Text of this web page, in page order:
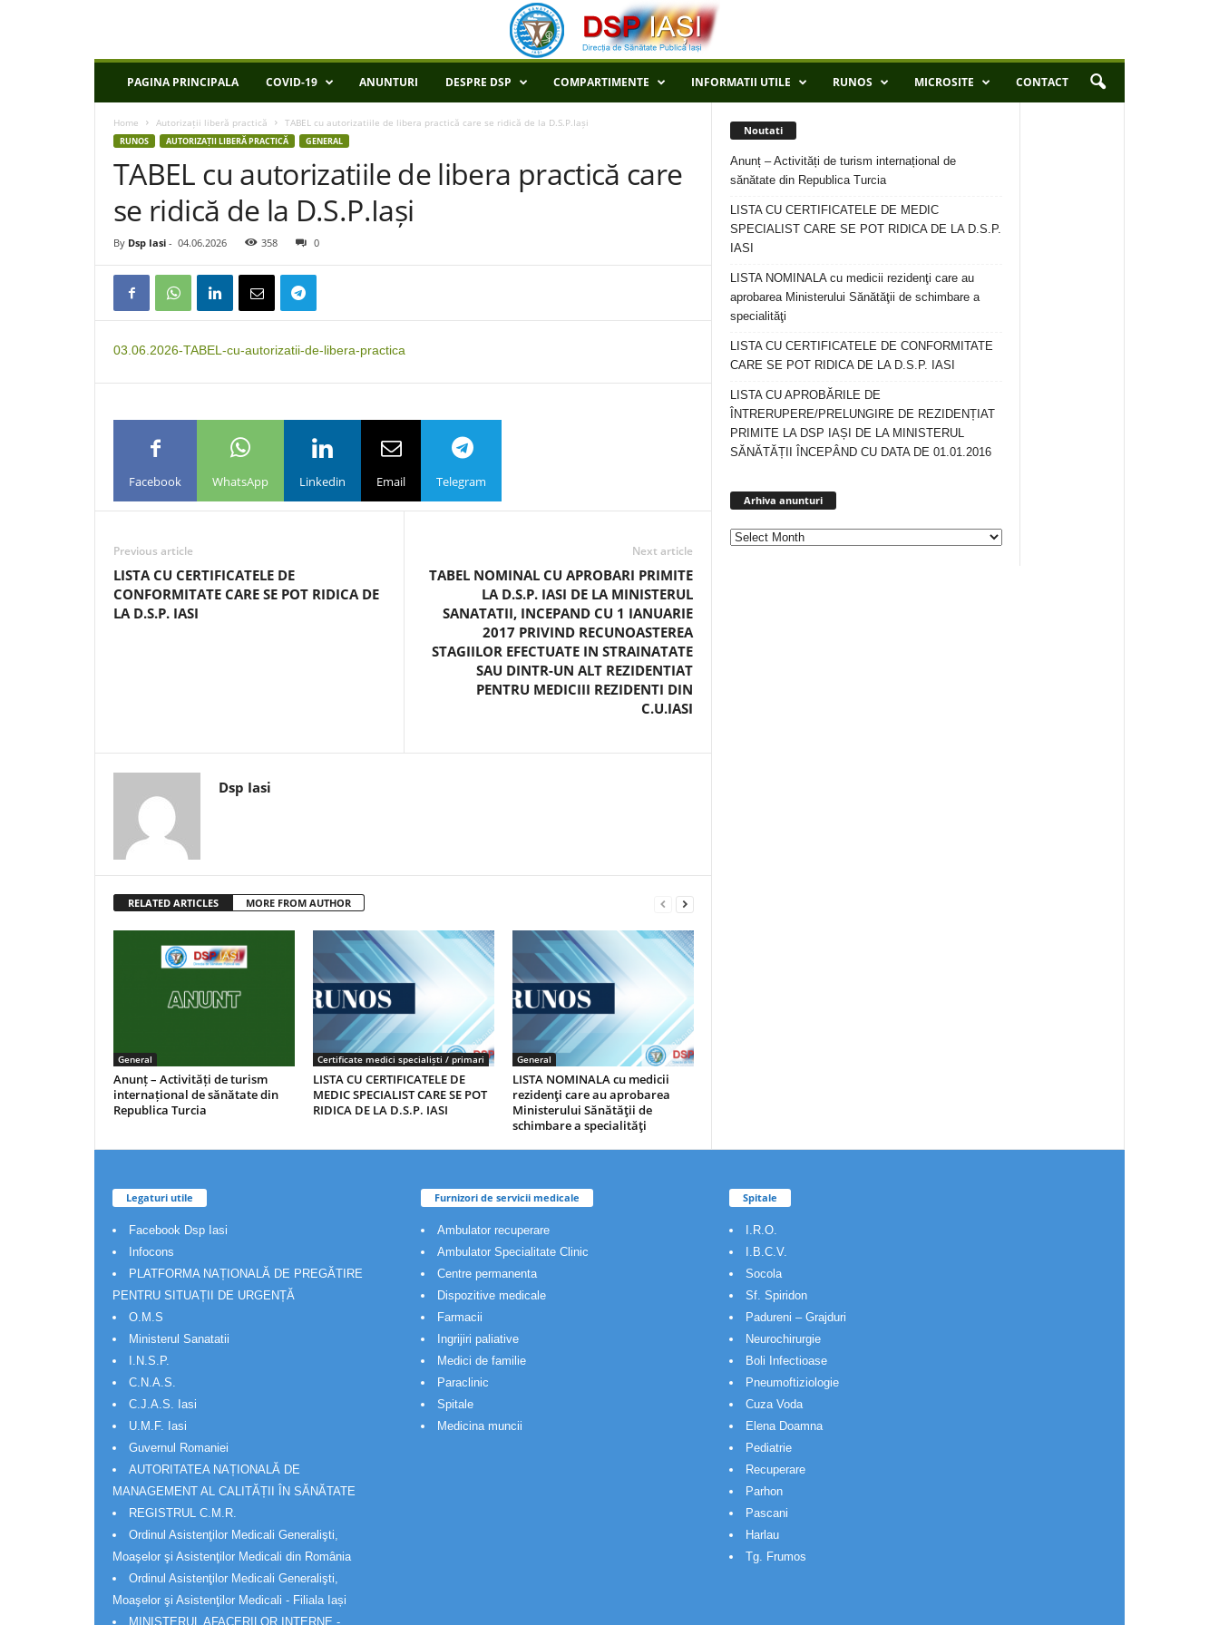
P
PAGINA PRINCIPALA COVID-19 ANUNTURI DESPRE DSP COMPARTIMENTE INFORMATII UTILE RUNOS MICROSITE CONTACT
Home Autorizații liberă practică TABEL cu autorizatiile de libera practică care se ridică de la D.S.P.Iași
RUNOS AUTORIZAȚII LIBERĂ PRACTICĂ GENERAL
TABEL cu autorizatiile de libera practică care
se ridică de la D.S.P.Iași
By Dsp Iasi - 04.06.2026 358 0
03.06.2026-TABEL-cu-autorizatii-de-libera-practica
Facebook WhatsApp Linkedin Email Telegram
Previous article
LISTA CU CERTIFICATELE DE
CONFORMITATE CARE SE POT RIDICA DE
LA D.S.P. IASI
Next article
TABEL NOMINAL CU APROBARI PRIMITE
LA D.S.P. IASI DE LA MINISTERUL
SANATATII, INCEPAND CU 1 IANUARIE
2017 PRIVIND RECUNOASTEREA
STAGIILOR EFECTUATE IN STRAINATATE
SAU DINTR-UN ALT REZIDENTIAT
PENTRU MEDICIII REZIDENTI DIN
C.U.IASI
Dsp Iasi
RELATED ARTICLES MORE FROM AUTHOR
General
Anunț – Activități de turism
internațional de sănătate din
Republica Turcia
Certificate medici specialiști / primari
LISTA CU CERTIFICATELE DE
MEDIC SPECIALIST CARE SE POT
RIDICA DE LA D.S.P. IASI
General
LISTA NOMINALA cu medicii
rezidenţi care au aprobarea
Ministerului Sănătăţii de
schimbare a specialităţi
Noutati
Anunț – Activități de turism internațional de
sănătate din Republica Turcia
LISTA CU CERTIFICATELE DE MEDIC
SPECIALIST CARE SE POT RIDICA DE LA D.S.P.
IASI
LISTA NOMINALA cu medicii rezidenţi care au
aprobarea Ministerului Sănătăţii de schimbare a
specialităţi
LISTA CU CERTIFICATELE DE CONFORMITATE
CARE SE POT RIDICA DE LA D.S.P. IASI
LISTA CU APROBĂRILE DE
ÎNTRERUPERE/PRELUNGIRE DE REZIDENȚIAT
PRIMITE LA DSP IAȘI DE LA MINISTERUL
SĂNĂTĂȚII ÎNCEPÂND CU DATA DE 01.01.2016
Arhiva anunturi
Legaturi utile
Facebook Dsp Iasi
Infocons
PLATFORMA NAȚIONALĂ DE PREGĂTIRE
PENTRU SITUAȚII DE URGENȚĂ
O.M.S
Ministerul Sanatatii
I.N.S.P.
C.N.A.S.
C.J.A.S. Iasi
U.M.F. Iasi
Guvernul Romaniei
AUTORITATEA NAȚIONALĂ DE
MANAGEMENT AL CALITĂȚII ÎN SĂNĂTATE
REGISTRUL C.M.R.
Ordinul Asistenţilor Medicali Generalişti,
Moaşelor şi Asistenţilor Medicali din România
Ordinul Asistenţilor Medicali Generalişti,
Moaşelor şi Asistenţilor Medicali - Filiala Iași
MINISTERUL AFACERILOR INTERNE -
Furnizori de servicii medicale
Ambulator recuperare
Ambulator Specialitate Clinic
Centre permanenta
Dispozitive medicale
Farmacii
Ingrijiri paliative
Medici de familie
Paraclinic
Spitale
Medicina muncii
Spitale
I.R.O.
I.B.C.V.
Socola
Sf. Spiridon
Padureni – Grajduri
Neurochirurgie
Boli Infectioase
Pneumoftiziologie
Cuza Voda
Elena Doamna
Pediatrie
Recuperare
Parhon
Pascani
Harlau
Tg. Frumos